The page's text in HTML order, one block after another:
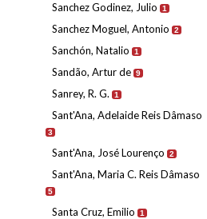
Sanchez Godinez, Julio 1
Sanchez Moguel, Antonio 2
Sanchón, Natalio 1
Sandão, Artur de 9
Sanrey, R. G. 1
Sant'Ana, Adelaide Reis Dâmaso
3
Sant'Ana, José Lourenço 2
Sant'Ana, Maria C. Reis Dâmaso
5
Santa Cruz, Emilio 1